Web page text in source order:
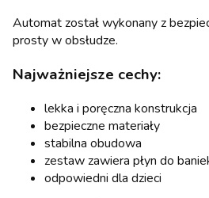
Automat został wykonany z
prosty w obsłudze.
Najważniejsze cechy:
lekka i poręczna konstrukcja
bezpieczne materiały
stabilna obudowa
zestaw zawiera płyn do
odpowiedni dla dzieci